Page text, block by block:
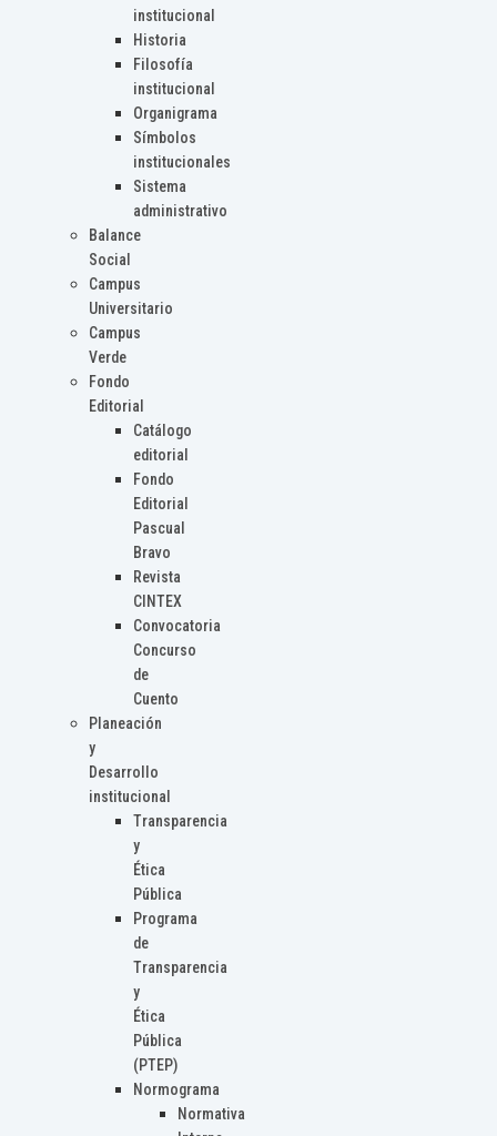
institucional
Historia
Filosofía
institucional
Organigrama
Símbolos
institucionales
Sistema
administrativo
Balance
Social
Campus
Universitario
Campus
Verde
Fondo
Editorial
Catálogo
editorial
Fondo
Editorial
Pascual
Bravo
Revista
CINTEX
Convocatoria
Concurso
de
Cuento
Planeación
y
Desarrollo
institucional
Transparencia
y
Ética
Pública
Programa
de
Transparencia
y
Ética
Pública
(PTEP)
Normograma
Normativa